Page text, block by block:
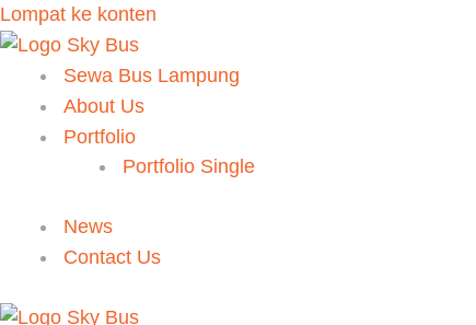
Lompat ke konten
Sewa Bus Lampung
About Us
Portfolio
Portfolio Single
News
Contact Us
MENU
NAVIGASI
MENU
NAVIGASI
Facebook
TwitterGoogle